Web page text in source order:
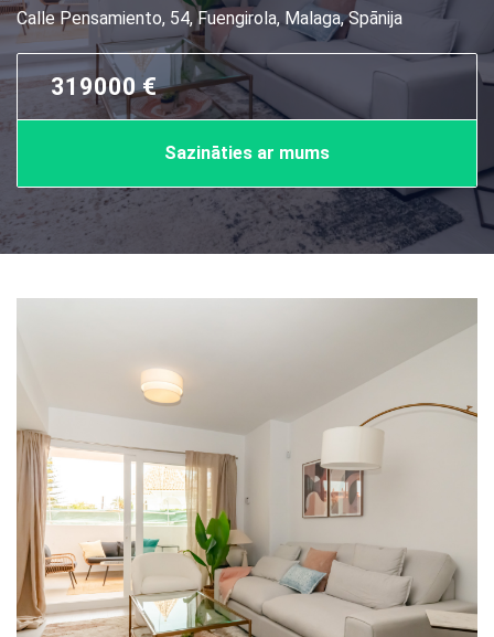
Calle Pensamiento, 54, Fuengirola, Malaga, Spānija
319000 €
Sazināties ar mums